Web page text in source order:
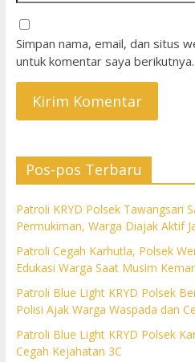
Simpan nama, email, dan situs
untuk komentar saya berikutnya.
Pos-pos Terbaru
Patroli KRYD Polsek Tawangsari
Permukiman, Warga Diajak Aktif
Patroli Cegah Karhutla, Polsek
Edukasi Warga Saat Musim
Patroli Blue Light KRYD Polsek
Polisi Ajak Warga Waspada dan
Patroli Blue Light KRYD Polsek
Cegah Kejahatan 3C